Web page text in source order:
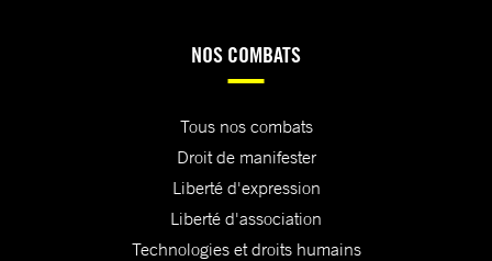
NOS COMBATS
Tous nos combats
Droit de manifester
Liberté d'expression
Liberté d'association
Technologies et droits humains